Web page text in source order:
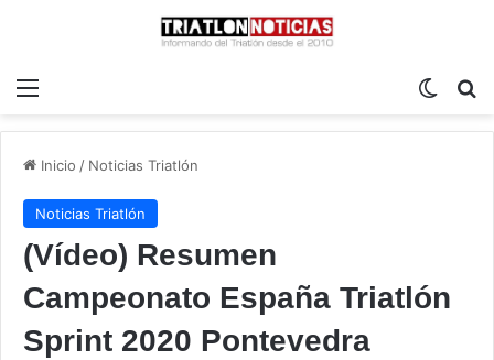
Inicio / Noticias Triatlón
Noticias Triatlón
(Vídeo) Resumen
Campeonato España Triatlón
Sprint 2020 Pontevedra